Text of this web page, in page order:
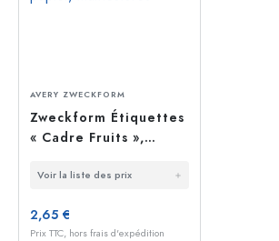
AVERY ZWECKFORM
Zweckform Étiquettes
« Cadre Fruits »,
multicolores
Voir la liste des prix
2,65 €
Prix TTC, hors frais d'expédition